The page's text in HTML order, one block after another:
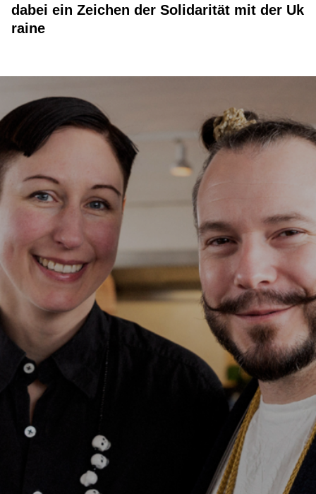
dabei ein Zeichen der Solidarität mit der Uk
raine